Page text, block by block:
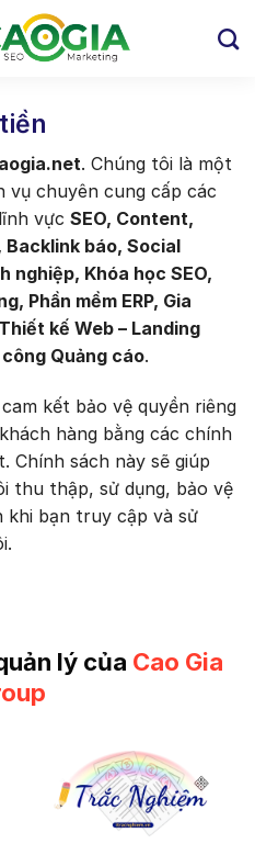
. Chúng tôi là một
vụ chuyên cung cấp các
vực SEO, Content,
báo, Social
nghiệp, Khóa học SEO,
Phần mềm ERP, Gia
kế Web – Landing
Quảng cáo.
kết bảo vệ quyền riêng
hàng bằng các chính
Chính sách này sẽ giúp
thu thập, sử dụng, bảo vệ
khi bạn truy cập và sử
lý của Cao Gia